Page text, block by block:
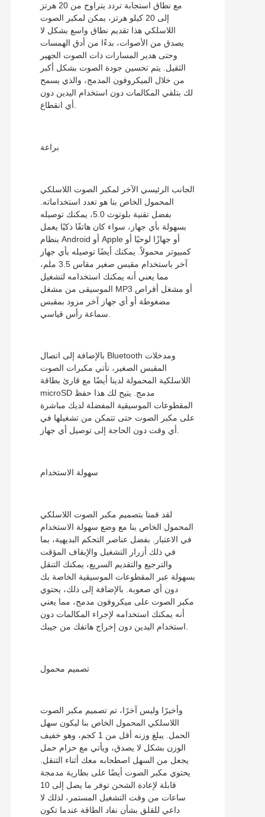
مع نطاق استجابة تردد يتراوح من 20 هرتز
إلى 20 كيلو هرتز، يمكن لمكبر الصوت
اللاسلكي هذا تقديم نطاق واسع بشكل لا
يصدق من الأصوات، بدءًا من أدق الهمسات
وحتى هدير المسارات ذات الصوت الجهير
الثقيل. يتم تحسين جودة الصوت بشكل أكبر
من خلال الميكروفون المدمج، والذي يسمح
لك بتلقي المكالمات دون استخدام اليدين دون
براعة
الجانب الرئيسي الآخر لمكبر الصوت اللاسلكي
المحمول الخاص بنا هو تعدد استخداماته.
بفضل تقنية بلوتوث 5.0، يمكنك توصيله
بسهولة بأي جهاز، سواء كان هاتفًا ذكيًا يعمل
بنظام Android أو Apple أو جهازًا لوحيًا أو
كمبيوتر محمولاً. يمكنك أيضًا توصيله بأي جهاز
آخر باستخدام مقبس صغير مقاس 3.5 ملم،
مما يعني أنه يمكنك استخدامه لتشغيل
الموسيقى من مشغل MP3 أو مشغل أقراص
مضغوطة أو أي جهاز آخر مزود بمقبس
بالإضافة إلى اتصال Bluetooth ومدخلات
المقبس الصغير، تأتي مكبرات الصوت
اللاسلكية المحمولة لدينا أيضًا مع قارئ بطاقة
microSD مدمج. يتيح لك هذا حفظ
المقطوعات الموسيقية المفضلة لديك مباشرة
على مكبر الصوت حتى تتمكن من تشغيلها في
أي وقت دون الحاجة إلى توصيل أي جهاز.
سهولة الاستخدام
لقد قمنا بتصميم مكبر الصوت اللاسلكي
المحمول الخاص بنا مع وضع سهولة الاستخدام
في الاعتبار. بفضل عناصر التحكم البديهية، بما
في ذلك أزرار التشغيل والإيقاف المؤقت
والترجيع والتقديم السريع، يمكنك التنقل
بسهولة عبر المقطوعات الموسيقية الخاصة بك
دون أي صعوبة. بالإضافة إلى ذلك، يحتوي
مكبر الصوت على ميكروفون مدمج، مما يعني
أنه يمكنك استخدامه لإجراء المكالمات دون
تصميم محمول
وأخيرًا وليس آخرًا، تم تصميم مكبر الصوت
اللاسلكي المحمول الخاص بنا ليكون سهل
الحمل. يبلغ وزنه أقل من 1 كجم، وهو خفيف
الوزن بشكل لا يصدق، ويأتي مع حزام حمل
يجعل من السهل اصطحابه معك أثناء التنقل.
يحتوي مكبر الصوت أيضًا على بطارية مدمجة
قابلة لإعادة الشحن توفر ما يصل إلى 10
ساعات من وقت التشغيل المستمر، لذلك لا
داعي للقلق بشأن نفاد الطاقة عندما تكون